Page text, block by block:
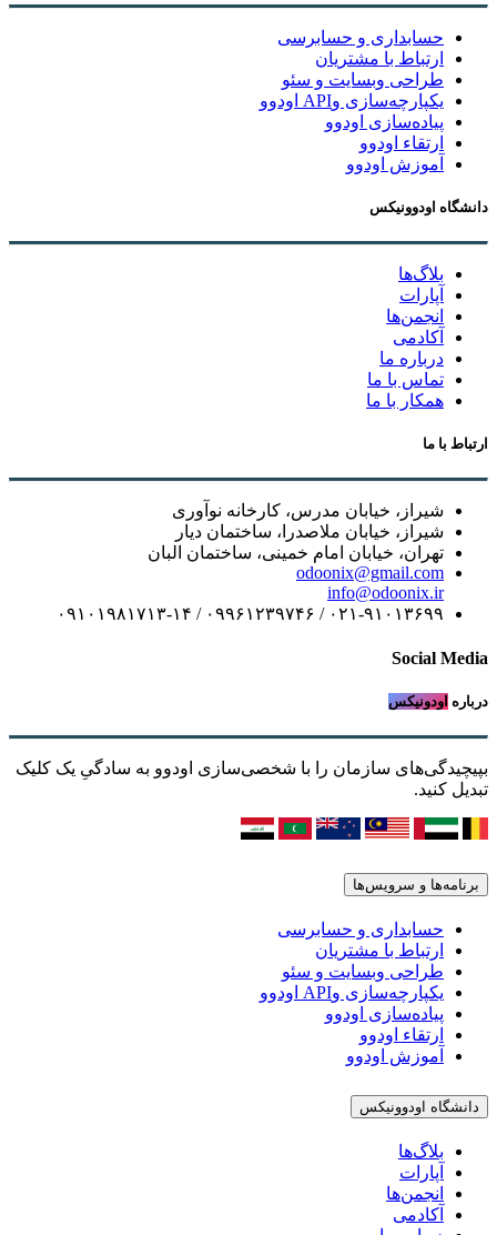
حسابداری و حسابرسی
ارتباط با مشتریان
طراحی وبسایت و سئو
یکپارچه‌سازی وAPI اودوو
پیاده‌سازی اودوو
ارتقاء اودوو
آموزش اودوو
دانشگاه اودوونیکس
بلاگ‌ها
آپارات
انجمن‌ها
آکادمی
درباره ما
تماس با ما
همکار با ما
ارتباط با ما
شیراز، خیابان مدرس، کارخانه نوآوری
شیراز، خیابان ملاصدرا، ساختمان دیار
تهران، خیابان امام خمینی، ساختمان البان
odoonix@gmail.com
info@odoonix.ir
۰۲۱-۹۱۰۱۳۶۹۹ / ۰۹۹۶۱۲۳۹۷۴۶ / ۰۹۱۰۱۹۸۱۷۱۳-۱۴
Social Media
درباره اودونیکس
بپیچیدگی‌های سازمان را با شخصی‌سازی اودوو به سادگیِ یک کلیک
تبدیل کنید.
برنامه‌ها و سرویس‌ها
حسابداری و حسابرسی
ارتباط با مشتریان
طراحی وبسایت و سئو
یکپارچه‌سازی وAPI اودوو
پیاده‌سازی اودوو
ارتقاء اودوو
آموزش اودوو
دانشگاه اودوونیکس
بلاگ‌ها
آپارات
انجمن‌ها
آکادمی